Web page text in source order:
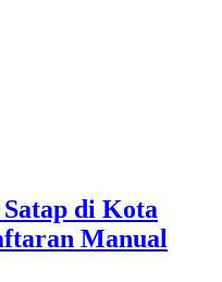
di Kota
Manual